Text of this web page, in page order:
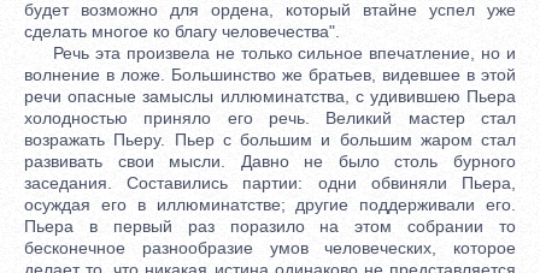
будет возможно для ордена, который втайне успел уже
сделать многое ко благу человечества".
Речь эта произвела не только сильное впечатление, но и
волнение в ложе. Большинство же братьев, видевшее в этой
речи опасные замыслы иллюминатства, с удивившею Пьера
холодностью приняло его речь. Великий мастер стал
возражать Пьеру. Пьер с большим и большим жаром стал
развивать свои мысли. Давно не было столь бурного
заседания. Составились партии: одни обвиняли Пьера,
осуждая его в иллюминатстве; другие поддерживали его.
Пьера в первый раз поразило на этом собрании то
бесконечное разнообразие умов человеческих, которое
делает то, что никакая истина одинаково не представляется